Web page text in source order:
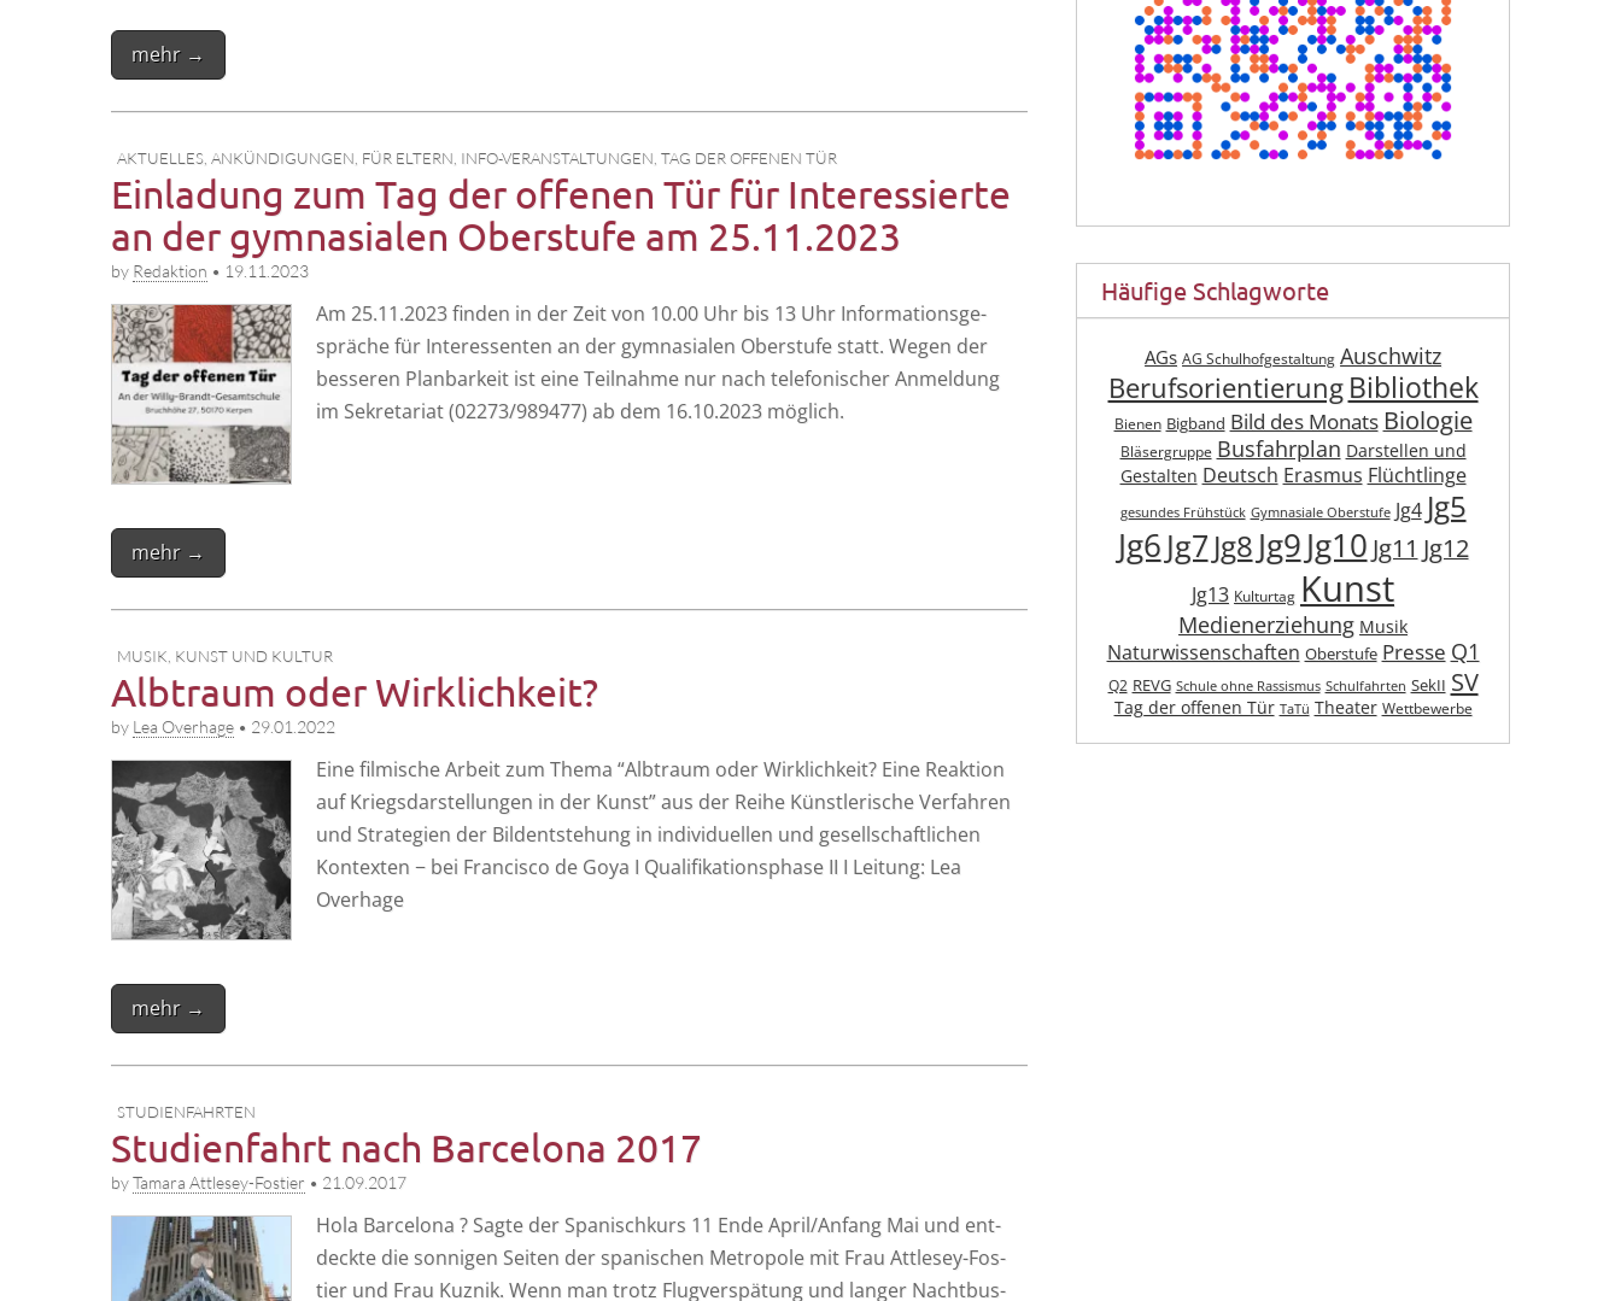
mehr →
AKTUELLES ANKÜNDIGUNGEN FÜR ELTERN INFO-VERANSTALTUNGEN TAG DER OFFENEN TÜR
Einladung zum Tag der offenen Tür für Interessierte
an der gymnasialen Oberstufe am 25.11.2023
by Redaktion • 19.11.2023
Am 25.11.2023 fin­den in der Zeit von 10.00 Uhr bis 13 Uhr Infor­ma­ti­ons­ge­
sprä­che für Inter­es­sen­ten an der gym­na­sia­len Ober­stu­fe statt. Wegen der
bes­se­ren Plan­bar­keit ist eine Teil­nah­me nur nach tele­fo­ni­scher Anmel­dung
im Sekre­ta­ri­at (02273/989477) ab dem 16.10.2023 möglich.
mehr →
MUSIK, KUNST UND KULTUR
Albtraum oder Wirklichkeit?
by Lea Overhage • 29.01.2022
Eine fil­mi­sche Arbeit zum The­ma “Alb­traum oder Wirk­lich­keit? Eine Reak­ti­on
auf Kriegs­dar­stel­lun­gen in der Kunst” aus der Rei­he Künst­le­ri­sche Ver­fah­ren
und Stra­te­gien der Bild­ent­ste­hung in indi­vi­du­el­len und gesell­schaft­li­chen
Kon­tex­ten − bei Fran­cis­co de Goya I Qua­li­fi­ka­ti­ons­pha­se II I Lei­tung: Lea
Overhage
mehr →
STUDIENFAHRTEN
Studienfahrt nach Barcelona 2017
byTamara Attlesey-Fostier • 21.09.2017
Hola Bar­ce­lo­na ? Sag­te der Spa­nisch­kurs 11 Ende April/Anfang Mai und ent­
deck­te die son­ni­gen Sei­ten der spa­ni­schen Metro­po­le mit Frau Att­­le­­sey-Fos­­
tier und Frau Kuz­nik. Wenn man trotz Flug­ver­spä­tung und lan­ger Nacht­bus­
Häufige Schlagworte
AGs AG Schulhofgestaltung Auschwitz
Berufsorientierung Bibliothek
Bienen Bigband Bild des Monats Biologie
Bläsergruppe Busfahrplan Darstellen und
Gestalten Deutsch Erasmus Flüchtlinge
gesundes Frühstück Gymnasiale Oberstufe Jg4 Jg5
Jg6 Jg7 Jg8 Jg9Jg10 Jg11 Jg12
Jg13 Kulturtag Kunst
Medienerziehung Musik
Naturwissenschaften Oberstufe Presse Q1
Q2 REVG Schule ohne Rassismus Schulfahrten SekII SV
Tag der offenen Tür TaTü Theater Wettbewerbe